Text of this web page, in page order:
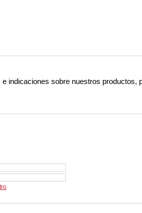
e indicaciones sobre nuestros productos,